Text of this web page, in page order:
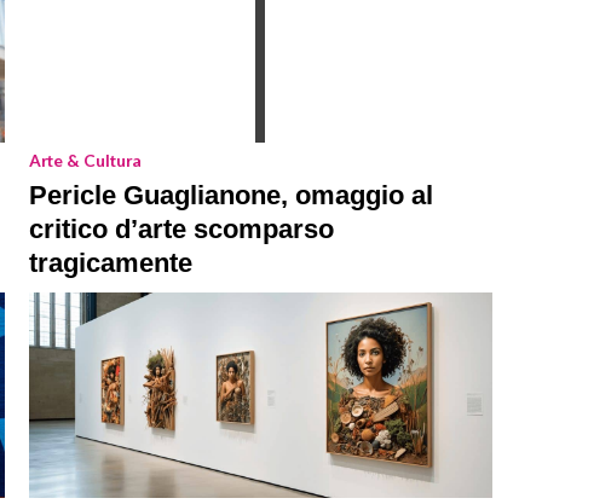
Arte & Cultura
Pericle Guaglianone, omaggio al
critico d’arte scomparso
tragicamente